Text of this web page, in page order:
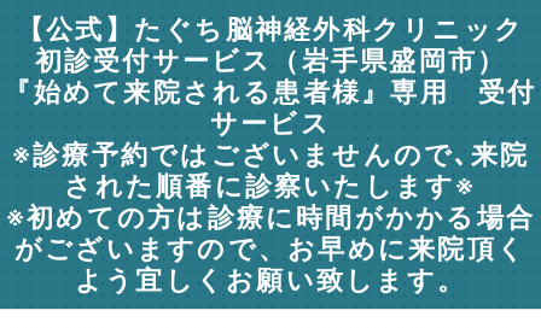
【公式】たぐち脳神経外科クリニック
初診受付サービス（岩手県盛岡市）
『始めて来院される患者様』専用 受付
サービス
※診療予約ではございませんので､来院
された順番に診察いたします※
※初めての方は診療に時間がかかる場合
がございますので、お早めに来院頂く
よう宜しくお願い致します。